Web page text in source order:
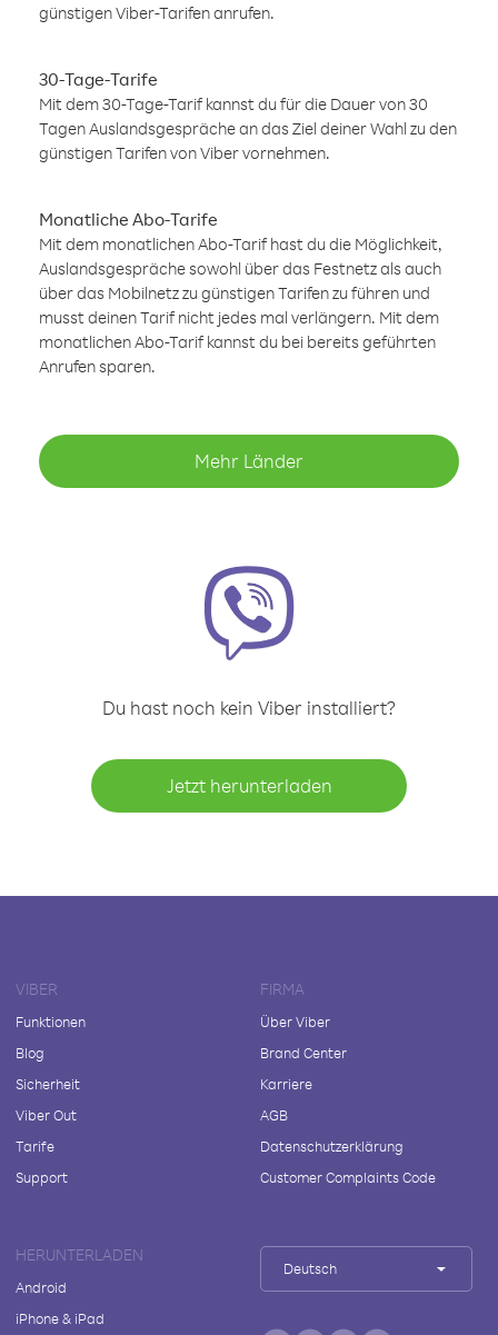
günstigen Viber-Tarifen anrufen.
30-Tage-Tarife
Mit dem 30-Tage-Tarif kannst du für die Dauer von 30
Tagen Auslandsgespräche an das Ziel deiner Wahl zu den
günstigen Tarifen von Viber vornehmen.
Monatliche Abo-Tarife
Mit dem monatlichen Abo-Tarif hast du die Möglichkeit,
Auslandsgespräche sowohl über das Festnetz als auch
über das Mobilnetz zu günstigen Tarifen zu führen und
musst deinen Tarif nicht jedes mal verlängern. Mit dem
monatlichen Abo-Tarif kannst du bei bereits geführten
Anrufen sparen.
Mehr Länder
Du hast noch kein Viber installiert?
Jetzt herunterladen
VIBER
Funktionen
Blog
Sicherheit
Viber Out
Tarife
Support
FIRMA
Über Viber
Brand Center
Karriere
AGB
Datenschutzerklärung
Customer Complaints Code
HERUNTERLADEN
Android
iPhone & iPad
Deutsch